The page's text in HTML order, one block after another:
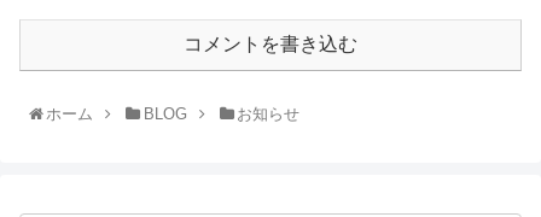
コメントを書き込む
ホーム BLOG お知らせ